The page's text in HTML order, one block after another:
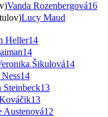
Vanda Rozenbergová16
Lucy Maud
Heller14
14
Šikulová14
14
Steinbeck13
13
Austenová12